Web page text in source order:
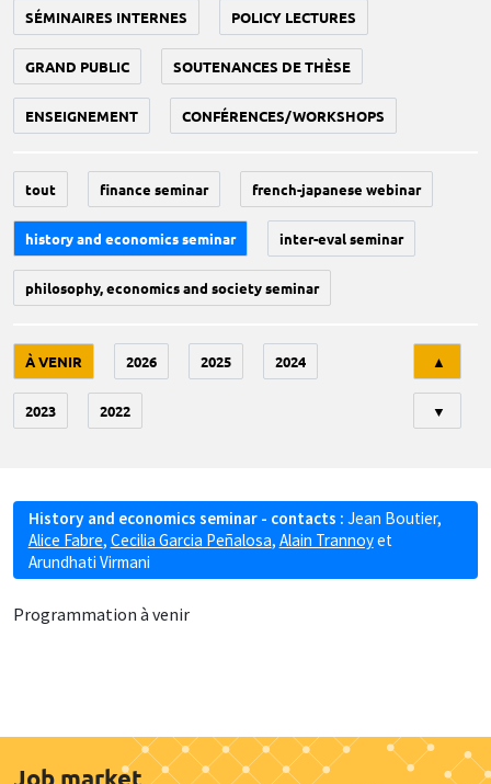
SÉMINAIRES INTERNES POLICY LECTURES
GRAND PUBLIC SOUTENANCES DE THÈSE
ENSEIGNEMENT CONFÉRENCES/WORKSHOPS
tout finance seminar french-japanese webinar
history and economics seminar inter-eval seminar
philosophy, economics and society seminar
À VENIR 2026 2025 2024
2023 2022
▲
▼
History and economics seminar - contacts : Jean Boutier,
Alice Fabre, Cecilia Garcia Peñalosa, Alain Trannoyet
Arundhati Virmani
Programmation à venir